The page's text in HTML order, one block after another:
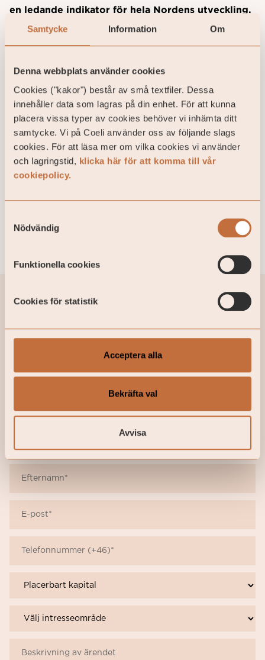
Samtycke Information Om
Denna webbplats använder cookies
Cookies ("kakor") består av små textfiler. Dessa
innehåller data som lagras på din enhet. För att kunna
placera vissa typer av cookies behöver vi inhämta ditt
samtycke. Vi på Coeli använder oss av följande slags
cookies. För att läsa mer om vilka cookies vi använder
och lagringstid, klicka här för att komma till vår
cookiepolicy.
Nödvändig
Funktionella cookies
Cookies för statistik
Acceptera alla
Bekräfta val
Avvisa
en ledande indikator för hela Nordens utveckling.
Läs Coelis rapport med insikter och analyser från
våra experter
Investera idag
Fyll i formuläret för att ta del av mer
information om, och investera i, Coeli Access-
fonder
Fyll i dina uppgifter här